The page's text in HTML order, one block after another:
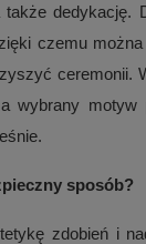
dedykację.
czemu
ceremonii.
wybrany
sposób?
zdobień i